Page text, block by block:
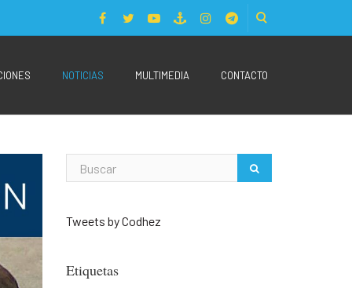
NOTICIAS MULTIMEDIA CONTACTO
Tweets by Codhez
Etiquetas